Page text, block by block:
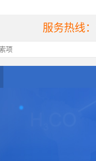
服务热线：